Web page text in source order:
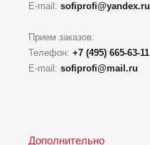
E-mail: sofiprofi@yandex.ru
Прием заказов:
Телефон: +7 (495) 665-63-11
E-mail: sofiprofi@mail.ru
Дополнительно